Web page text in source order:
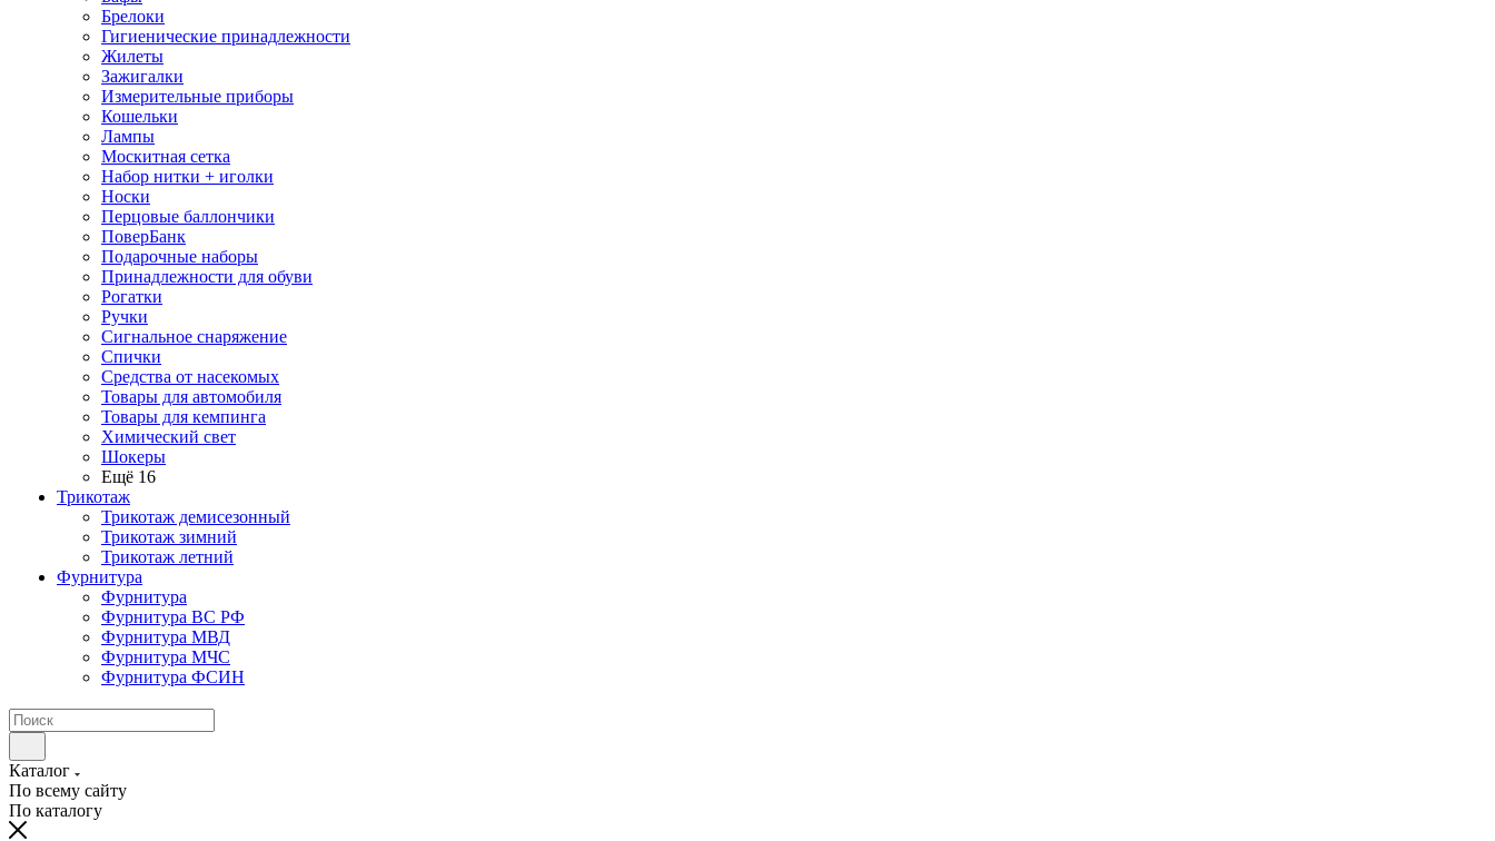
Брелоки
Гигиенические принадлежности
Жилеты
Зажигалки
Измерительные приборы
Кошельки
Лампы
Москитная сетка
Набор нитки + иголки
Носки
Перцовые баллончики
ПоверБанк
Подарочные наборы
Принадлежности для обуви
Рогатки
Ручки
Сигнальное снаряжение
Спички
Средства от насекомых
Товары для автомобиля
Товары для кемпинга
Химический свет
Шокеры
Ещё 16
Трикотаж
Трикотаж демисезонный
Трикотаж зимний
Трикотаж летний
Фурнитура
Фурнитура
Фурнитура ВС РФ
Фурнитура МВД
Фурнитура МЧС
Фурнитура ФСИН
Каталог
По всему сайту
По каталогу